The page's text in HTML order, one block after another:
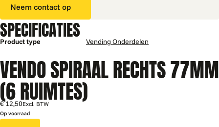
Neem contact op
SPECIFICATIES
Product type Vending Onderdelen
VENDO SPIRAAL RECHTS 77MM
(6 RUIMTES)
€ 12,50Excl. BTW
Op voorraad